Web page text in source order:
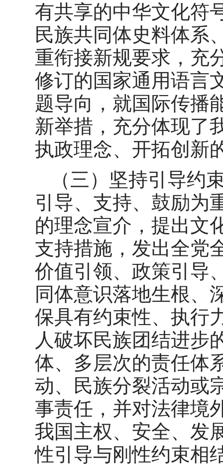
有共享的中华文化符
民族共同体史料体系
重衔接新规要求，充
修订的国家通用语言
题导向，就国际传播
新举措，充分体现了
执政理念、开拓创新
（三）坚持引导约
引导、支持、鼓励为
的理念宣介，提出文
支持措施，发出全党
价值引领、政策引导
同体意识落地生根、
保具有约束性、执行
人破坏民族团结进步
体、多层次的责任体
动、民族分裂活动或
事责任，并对法律境
我国主权、安全、发
性引导与刚性约束相